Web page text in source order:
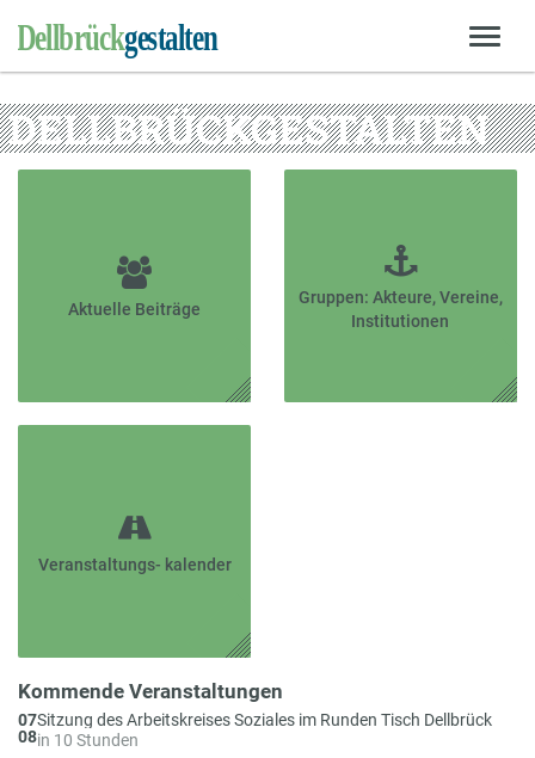
DELLBRÜCKGESTALTEN
Aktuelle Beiträge
Gruppen: Akteure, Vereine,
Institutionen
Veranstaltungs- kalender
Kommende Veranstaltungen
Am
07
08
Sitzung des Arbeitskreises Soziales im Runden Tisch Dellbrück
in 10 Stunden